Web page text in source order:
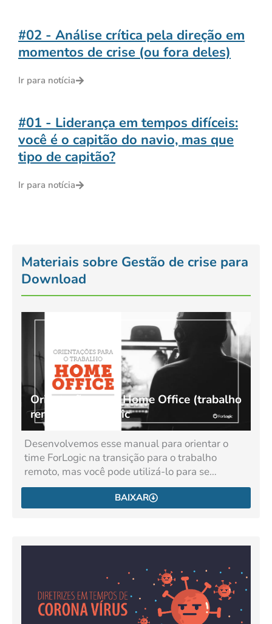
#02 - Análise crítica pela direção em
momentos de crise (ou fora deles)
Ir para notícia
#01 - Liderança em tempos difíceis:
você é o capitão do navio, mas que
tipo de capitão?
Ir para notícia
Materiais sobre Gestão de crise para
Download
Orientações para Home Office (trabalho
remoto) - ForLogic
Desenvolvemos esse manual para orientar o
time ForLogic na transição para o trabalho
remoto, mas você pode utilizá-lo para se…
BAIXAR